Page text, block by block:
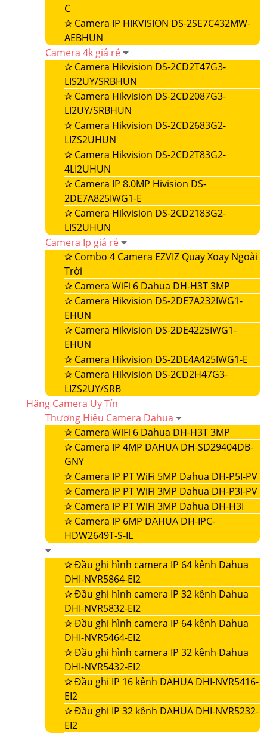
C
✰ Camera IP HIKVISION DS-2SE7C432MW-
AEBHUN
Camera 4k giá rẻ
✰ Camera Hikvision DS-2CD2T47G3-
LIS2UY/SRBHUN
✰ Camera Hikvision DS-2CD2087G3-
LI2UY/SRBHUN
✰ Camera Hikvision DS-2CD2683G2-
LIZS2UHUN
✰ Camera Hikvision DS-2CD2T83G2-
4LI2UHUN
✰ Camera IP 8.0MP Hivision DS-
2DE7A825IWG1-E
✰ Camera Hikvision DS-2CD2183G2-
LIS2UHUN
Camera Ip giá rẻ
✰ Combo 4 Camera EZVIZ Quay Xoay Ngoài
Trời
✰ Camera WiFi 6 Dahua DH-H3T 3MP
✰ Camera Hikvision DS-2DE7A232IWG1-
EHUN
✰ Camera Hikvision DS-2DE4225IWG1-
EHUN
✰ Camera Hikvision DS-2DE4A425IWG1-E
✰ Camera Hikvision DS-2CD2H47G3-
LIZS2UY/SRB
Hãng Camera Uy Tín
Thương Hiệu Camera Dahua
✰ Camera WiFi 6 Dahua DH-H3T 3MP
✰ Camera IP 4MP DAHUA DH-SD29404DB-
GNY
✰ Camera IP PT WiFi 5MP Dahua DH-P5I-PV
✰ Camera IP PT WiFi 3MP Dahua DH-P3I-PV
✰ Camera IP PT WiFi 3MP Dahua DH-H3I
✰ Camera IP 6MP DAHUA DH-IPC-
HDW2649T-S-IL
✰Đầu ghi hình camera IP 64 kênh Dahua
DHI-NVR5864-EI2
✰Đầu ghi hình camera IP 32 kênh Dahua
DHI-NVR5832-EI2
✰Đầu ghi hình camera IP 64 kênh Dahua
DHI-NVR5464-EI2
✰Đầu ghi hình camera IP 32 kênh Dahua
DHI-NVR5432-EI2
✰Đầu ghi IP 16 kênh DAHUA DHI-NVR5416-
EI2
✰Đầu ghi IP 32 kênh DAHUA DHI-NVR5232-
EI2